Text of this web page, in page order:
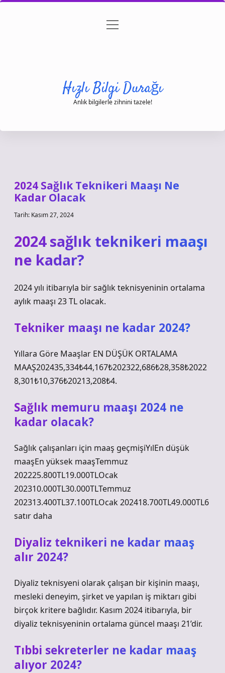
Gizlilik Politikası
menüyü
Hızlı Bilgi Durağı
Anlık bilgilerle zihnini tazele!
2024 Sağlık Teknikeri Maaşı Ne
Kadar Olacak
Tarih: Kasım 27, 2024
2024 sağlık teknikeri maaşı
ne kadar?
2024 yılı itibarıyla bir sağlık teknisyeninin ortalama
aylık maaşı 23 TL olacak.
Tekniker maaşı ne kadar 2024?
Yıllara Göre Maaşlar EN DÜŞÜK ORTALAMA
MAAŞ202435,334₺44,167₺202322,686₺28,358₺2022
8,301₺10,376₺20213,208₺4.
Sağlık memuru maaşı 2024 ne
kadar olacak?
Sağlık çalışanları için maaş geçmişiYılEn düşük
maaşEn yüksek maaşTemmuz
202225.800TL19.000TLOcak
202310.000TL30.000TLTemmuz
202313.400TL37.100TLOcak 202418.700TL49.000TL6
satır daha
Diyaliz teknikeri ne kadar maaş
alır 2024?
Diyaliz teknisyeni olarak çalışan bir kişinin maaşı,
mesleki deneyim, şirket ve yapılan iş miktarı gibi
birçok kritere bağlıdır. Kasım 2024 itibarıyla, bir
diyaliz teknisyeninin ortalama güncel maaşı 21’dir.
Tıbbi sekreterler ne kadar maaş
alıyor 2024?